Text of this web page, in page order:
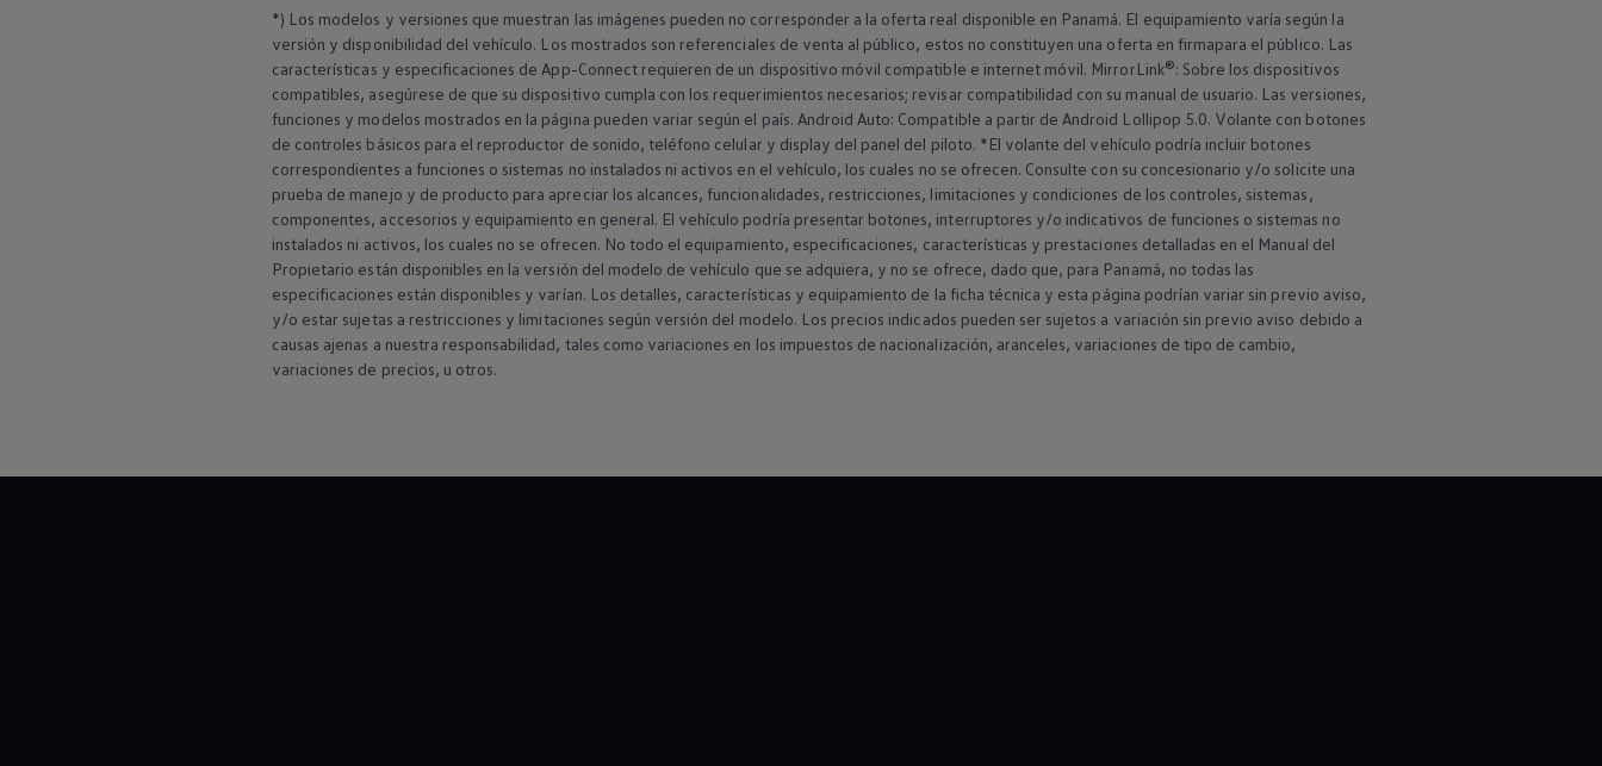
*) Los modelos y versiones que muestran las imágenes pueden no corresponder a la oferta real disponible en Panamá. El equipamiento varía según la
versión y disponibilidad del vehículo. Los mostrados son referenciales de venta al público, estos no constituyen una oferta en firmapara el público. Las
características y especificaciones de App-Connect requieren de un dispositivo móvil compatible e internet móvil. MirrorLink®: Sobre los dispositivos
compatibles, asegúrese de que su dispositivo cumpla con los requerimientos necesarios; revisar compatibilidad con su manual de usuario. Las versiones,
funciones y modelos mostrados en la página pueden variar según el país. Android Auto: Compatible a partir de Android Lollipop 5.0. Volante con botones
de controles básicos para el reproductor de sonido, teléfono celular y display del panel del piloto. *El volante del vehículo podría incluir botones
correspondientes a funciones o sistemas no instalados ni activos en el vehículo, los cuales no se ofrecen. Consulte con su concesionario y/o solicite una
prueba de manejo y de producto para apreciar los alcances, funcionalidades, restricciones, limitaciones y condiciones de los controles, sistemas,
componentes, accesorios y equipamiento en general. El vehículo podría presentar botones, interruptores y/o indicativos de funciones o sistemas no
instalados ni activos, los cuales no se ofrecen. No todo el equipamiento, especificaciones, características y prestaciones detalladas en el Manual del
Propietario están disponibles en la versión del modelo de vehículo que se adquiera, y no se ofrece, dado que, para Panamá, no todas las
especificaciones están disponibles y varían. Los detalles, características y equipamiento de la ficha técnica y esta página podrían variar sin previo aviso,
y/o estar sujetas a restricciones y limitaciones según versión del modelo. Los precios indicados pueden ser sujetos a variación sin previo aviso debido a
causas ajenas a nuestra responsabilidad, tales como variaciones en los impuestos de nacionalización, aranceles, variaciones de tipo de cambio,
variaciones de precios, u otros.